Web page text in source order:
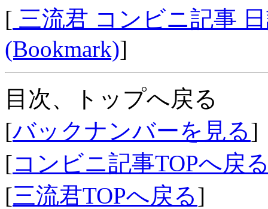
[ 三流君 コンビニ記事
(Bookmark)]
目次、トップへ戻る
[バックナンバーを見る]
[コンビニ記事TOPへ戻
[三流君TOPへ戻る]